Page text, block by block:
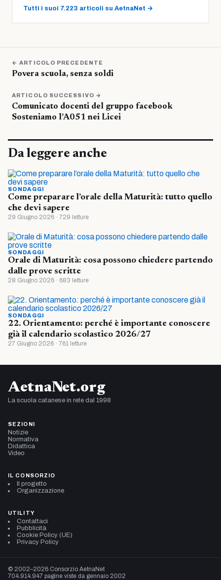
Tutti i suoi 7.223 articoli su AetnaNet →
← ARTICOLO PRECEDENTE
Povera scuola, senza soldi
ARTICOLO SUCCESSIVO →
Comunicato docenti del gruppo facebook
Sosteniamo l’A051 nei Licei
Da leggere anche
SONDAGGI
Come preparare l’orale della Maturità: tutto quello
che devi sapere
29 Giugno 2026 · 729 letture
SONDAGGI
Orale di Maturità: cosa possono chiedere partendo
dalle prove scritte
28 Giugno 2026 · 683 letture
SONDAGGI
22. Orientamento: perché è importante conoscere
già il calendario scolastico 2026/27
27 Giugno 2026 · 761 letture
AetnaNet.org
La scuola catanese in rete dal 1998
SEZIONI
Notizie
Normativa
Didattica
Video
IL CONSORZIO
Il progetto
Organizzazione
UTILITY
Contattaci
Pubblicità
Cookie Policy (UE)
Privacy Policy
© 2002–2026 Consorzio AetnaNet
704.914.947 pagine viste da gennaio 2002